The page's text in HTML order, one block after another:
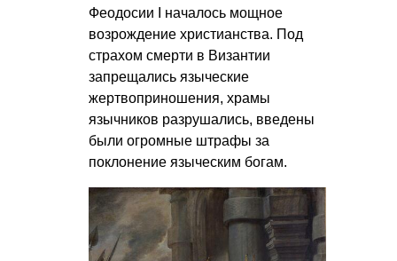
Феодосии I началось мощное
возрождение христианства. Под
страхом смерти в Византии
запрещались языческие
жертвоприношения, храмы
язычников разрушались, введены
были огромные штрафы за
поклонение языческим богам.